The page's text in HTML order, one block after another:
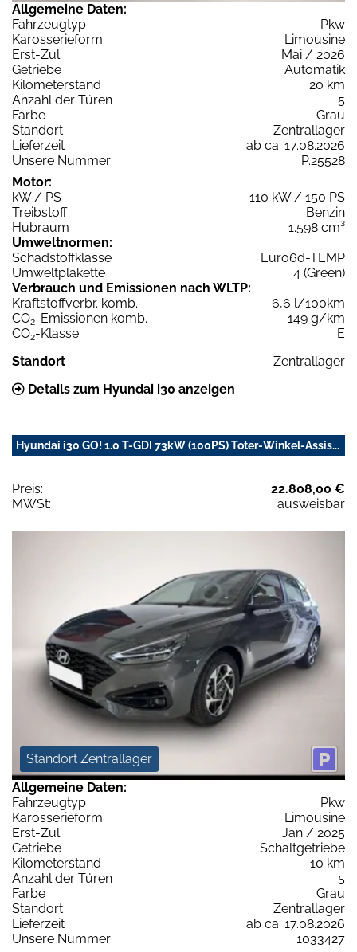
Allgemeine Daten:
Fahrzeugtyp
Pkw
Karosserieform
Limousine
Erst-Zul.
Mai / 2026
Getriebe
Automatik
Kilometerstand
20 km
Anzahl der Türen
5
Farbe
Grau
Standort
Zentrallager
Lieferzeit
ab ca. 17.08.2026
Unsere Nummer
P.25528
Motor:
kW / PS
110 kW / 150 PS
Treibstoff
Benzin
Hubraum
1.598 cm³
Umweltnormen:
Schadstoffklasse
Euro6d-TEMP
Umweltplakette
4 (Green)
Verbrauch und Emissionen nach WLTP:
Kraftstoffverbr. komb.
6,6 l/100km
CO2-Emissionen komb.
149 g/km
CO2-Klasse
E
Standort
Zentrallager
Details zum Hyundai i30 anzeigen
Hyundai i30 GO! 1.0 T-GDI 73kW (100PS) Toter-Winkel-Assis...
Preis:
22.808,00 €
MWSt:
ausweisbar
Standort Zentrallager
Allgemeine Daten:
Fahrzeugtyp
Pkw
Karosserieform
Limousine
Erst-Zul.
Jan / 2025
Getriebe
Schaltgetriebe
Kilometerstand
10 km
Anzahl der Türen
5
Farbe
Grau
Standort
Zentrallager
Lieferzeit
ab ca. 17.08.2026
Unsere Nummer
1033427